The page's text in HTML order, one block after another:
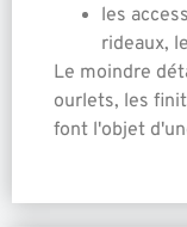
les
rideaux,
Le moindre
ourlets, les
font l'objet